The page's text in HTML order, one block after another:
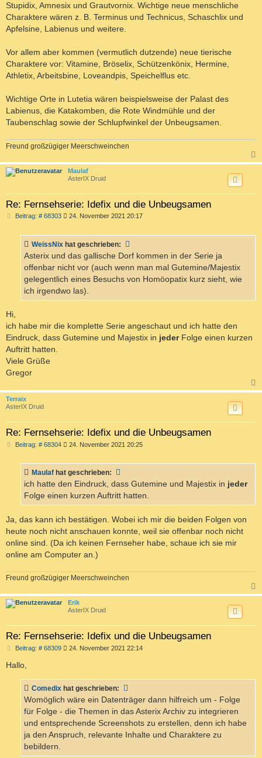
Stupidix, Amnesix und Grautvornix. Wichtige neue menschliche
Charaktere wären z. B. Terminus und Technicus, Schaschlix und
Apfelsine, Labienus und weitere.
Vor allem aber kommen (vermutlich dutzende) neue tierische
Charaktere vor: Vitamine, Bröselix, Schützenkönix, Hermine,
Athletix, Arbeitsbine, Loveandpis, Speichelflus etc.
Wichtige Orte in Lutetia wären beispielsweise der Palast des
Labienus, die Katakomben, die Rote Windmühle und der
Taubenschlag sowie der Schlupfwinkel der Unbeugsamen.
Freund großzügiger Meerschweinchen
a
Maulaf
AsterIX Druid
Re: Fernsehserie: Idefix und die Unbeugsamen
Beitrag: # 68303B
r
a
24. November 2021 20:17
WeissNix hat geschrieben:
Asterix und das gallische Dorf kommen in der Serie ja
offenbar nicht vor (auch wenn man mal Gutemine/Majestix
gelegentlich eines Besuchs von Homöopatix kurz sieht, wie
ich irgendwo las).
Hi,
ich habe mir die komplette Serie angeschaut und ich hatte den
Eindruck, dass Gutemine und Majestix in jederFolge einen kurzen
Auftritt hatten.
Viele Grüße
Gregor
a
Terraix
AsterIX Druid
Re: Fernsehserie: Idefix und die Unbeugsamen
Beitrag: # 68304B
r
a
24. November 2021 20:25
Maulaf hat geschrieben:
ich hatte den Eindruck, dass Gutemine und Majestix in jeder
Folge einen kurzen Auftritt hatten.
Ja, das kann ich bestätigen. Wobei ich mir die beiden Folgen von
heute noch nicht anschauen konnte, weil sie offenbar noch nicht
online sind. (Da ich keinen Fernseher habe, schaue ich sie mir
online am Computer an.)
Freund großzügiger Meerschweinchen
a
Erik
AsterIX Druid
Re: Fernsehserie: Idefix und die Unbeugsamen
Beitrag: # 68309B
r
a
24. November 2021 22:14
Hallo,
Comedix hat geschrieben:
Womöglich wäre ein Datenträger dann hilfreich um - Folge
für Folge - die Themen in das Asterix Archiv zu integrieren
und entsprechende Screenshots zu erstellen, denn ich habe
ja den Anspruch, relevante Inhalte und Charaktere zu
bebildern.